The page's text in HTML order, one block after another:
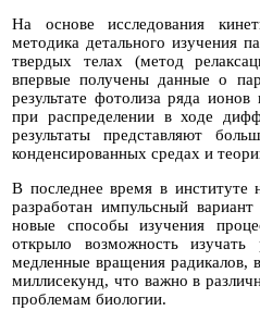
На основе исследования
методика детального изучения
твердых телах (метод
впервые получены данные о
результате фотолиза ряда
при распределении в ходе
результаты представляют
конденсированных средах и
В последнее время в институте
разработан импульсный
новые способы изучения
открыло возможность
медленные вращения радикалов,
миллисекунд, что важно в
проблемам биологии.